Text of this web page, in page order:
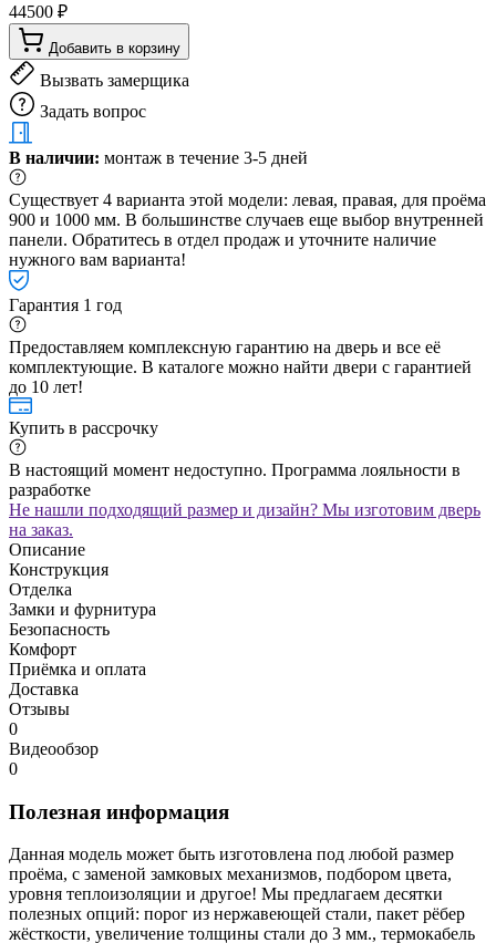
44500 ₽
Добавить в корзину
Вызвать замерщика
Задать вопрос
В наличии: монтаж в течение 3-5 дней
Существует 4 варианта этой модели: левая, правая, для проёма
900 и 1000 мм. В большинстве случаев еще выбор внутренней
панели. Обратитесь в отдел продаж и уточните наличие
нужного вам варианта!
Гарантия 1 год
Предоставляем комплексную гарантию на дверь и все её
комплектующие. В каталоге можно найти двери с гарантией
до 10 лет!
Купить в рассрочку
В настоящий момент недоступно. Программа лояльности в
разработке
Не нашли подходящий размер и дизайн? Мы изготовим дверь
на заказ.
Описание
Конструкция
Отделка
Замки и фурнитура
Безопасность
Комфорт
Приёмка и оплата
Доставка
Отзывы
0
Видеообзор
0
Полезная информация
Данная модель может быть изготовлена под любой размер
проёма, с заменой замковых механизмов, подбором цвета,
уровня теплоизоляции и другое! Мы предлагаем десятки
полезных опций: порог из нержавеющей стали, пакет рёбер
жёсткости, увеличение толщины стали до 3 мм., термокабель